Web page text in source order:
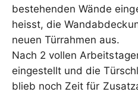
bestehenden Wände
heisst, die
neuen Türrahmen aus.
Nach 2 vollen
eingestellt und die
blieb noch Zeit für